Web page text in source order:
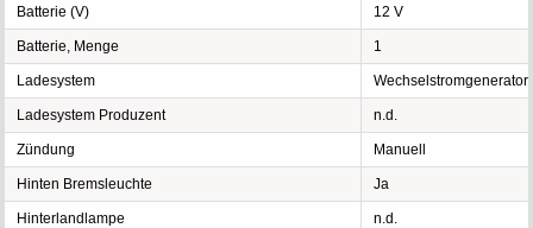
Batterie (V) 12 V
Batterie, Menge 1
Ladesystem Wechselstromgenerator
Ladesystem Produzent n.d.
Zündung Manuell
Hinten Bremsleuchte Ja
Hinterlandlampe n.d.